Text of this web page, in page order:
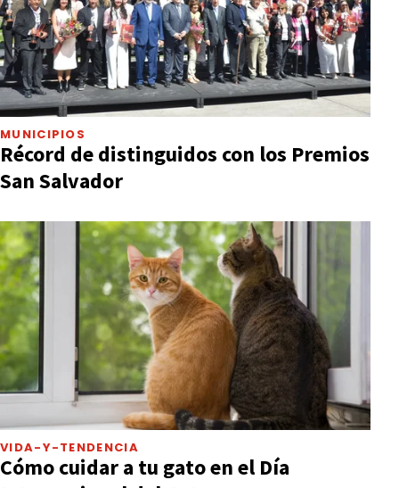
MUNICIPIOS
Récord de distinguidos con los Premios
San Salvador
VIDA-Y-TENDENCIA
Cómo cuidar a tu gato en el Día